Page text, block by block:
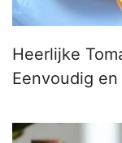
Heerlijke
Eenvoudig en